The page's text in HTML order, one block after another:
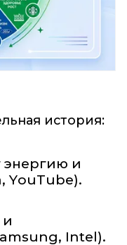
история:
энергию и
YouTube).
Intel).